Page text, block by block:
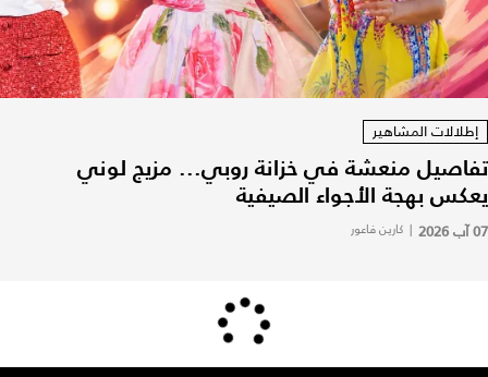
إطلالات المشاهير
تفاصيل منعشة في خزانة روبي... مزيج لوني
يعكس بهجة الأجواء الصيفية
07 آب 2026 | كارين فاعور